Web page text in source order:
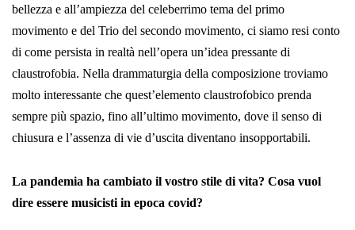
bellezza e all’ampiezza del celeberrimo tema del primo
movimento e del Trio del secondo movimento, ci siamo resi conto
di come persista in realtà nell’opera un’idea pressante di
claustrofobia. Nella drammaturgia della composizione troviamo
molto interessante che quest’elemento claustrofobico prenda
sempre più spazio, fino all’ultimo movimento, dove il senso di
chiusura e l’assenza di vie d’uscita diventano insopportabili.
La pandemia ha cambiato il vostro stile di vita? Cosa vuol
dire essere musicisti in epoca covid?